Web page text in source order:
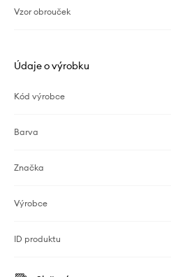
Vzor obrouček
Údaje o výrobku
Kód výrobce
Barva
Značka
Výrobce
ID produktu